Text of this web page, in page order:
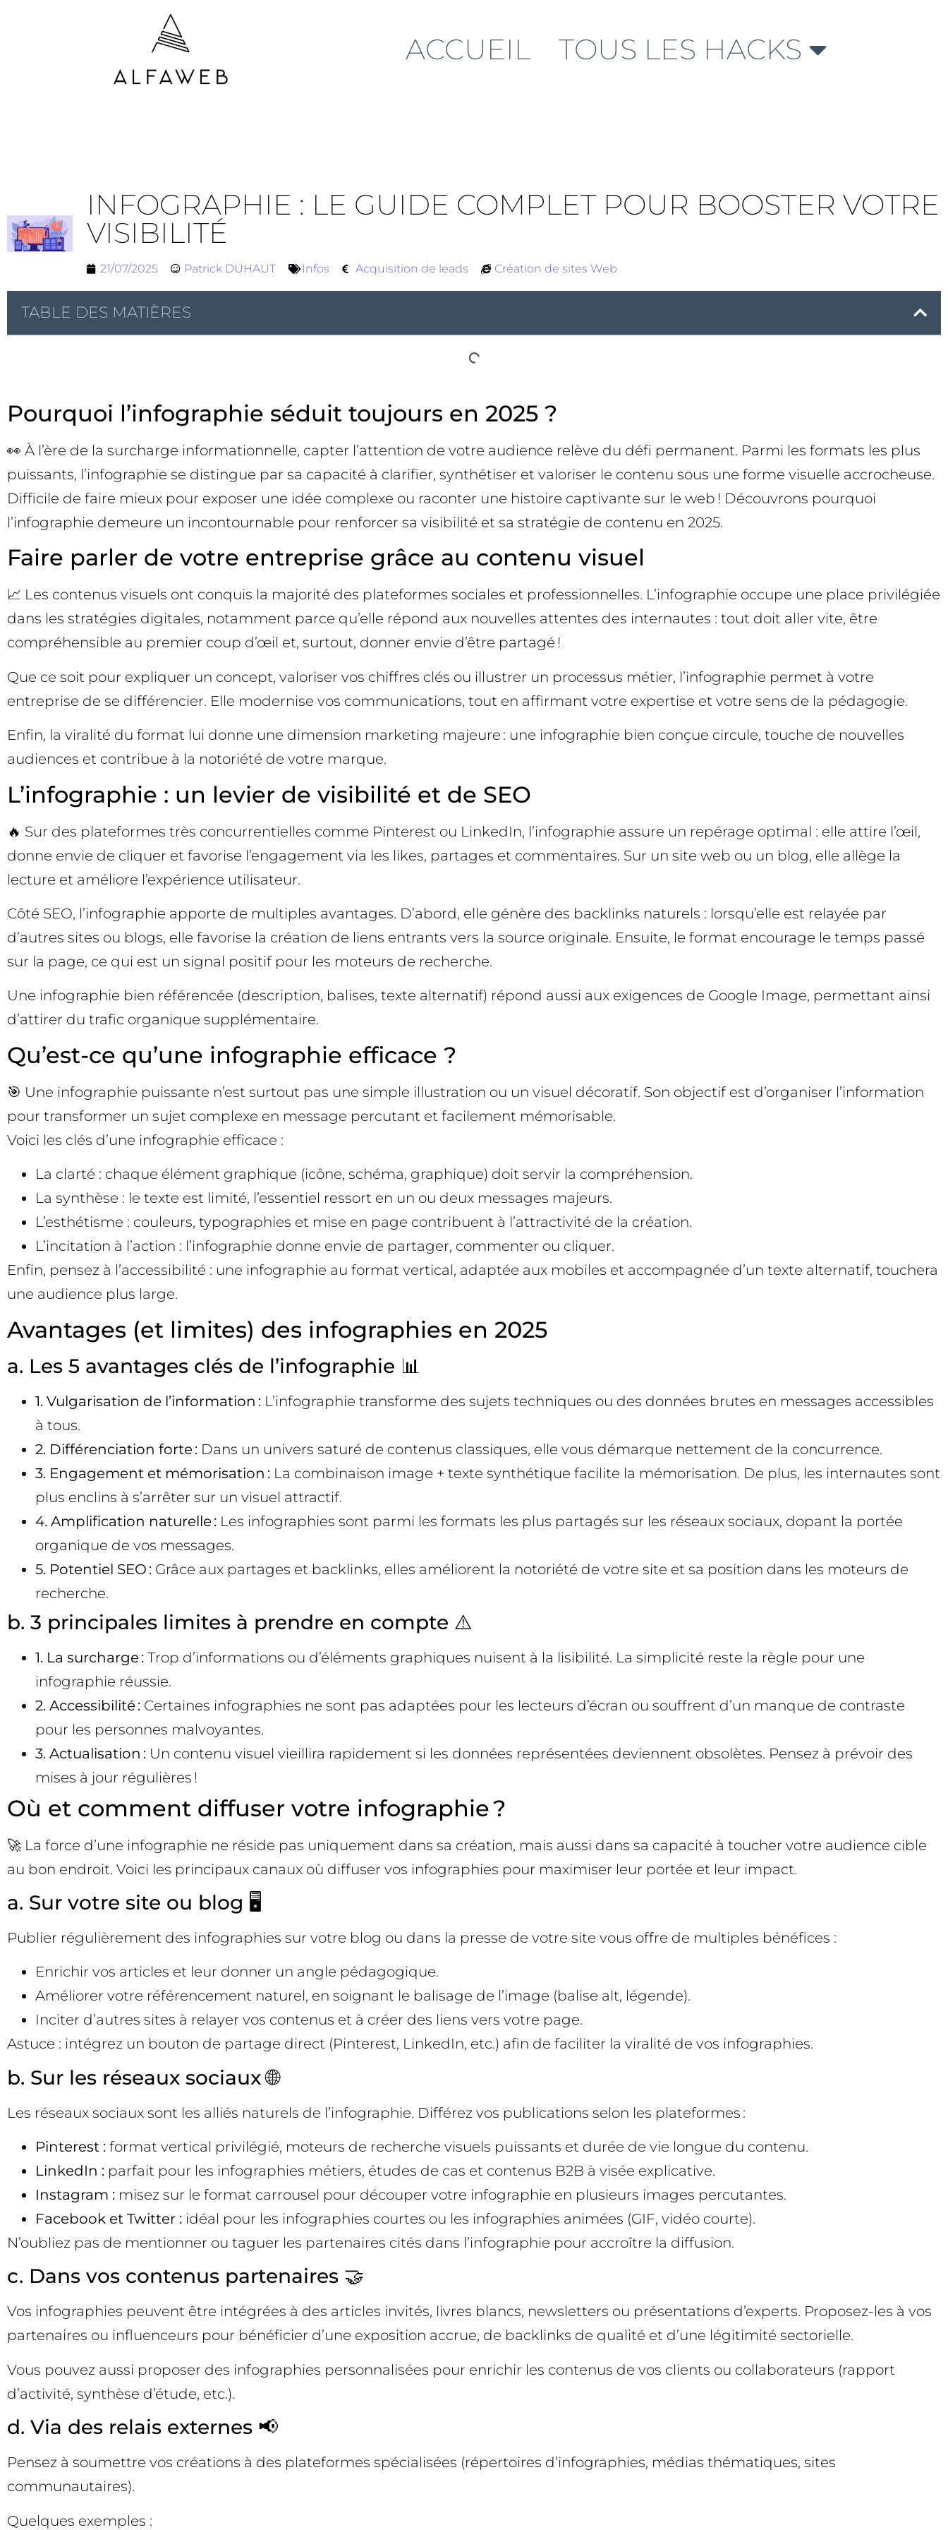
ACCUEIL TOUS LES HACKS
INFOGRAPHIE : LE GUIDE COMPLET POUR BOOSTER VOTRE
VISIBILITÉ
21/07/2025 Patrick DUHAUT Infos Acquisition de leads Création de sites Web
TABLE DES MATIÈRES
Pourquoi l’infographie séduit toujours en 2025 ?
👀 À l’ère de la surcharge informationnelle, capter l’attention de votre audience relève du défi permanent. Parmi les formats les plus
puissants, l’infographie se distingue par sa capacité à clarifier, synthétiser et valoriser le contenu sous une forme visuelle accrocheuse.
Difficile de faire mieux pour exposer une idée complexe ou raconter une histoire captivante sur le web ! Découvrons pourquoi
l’infographie demeure un incontournable pour renforcer sa visibilité et sa stratégie de contenu en 2025.
Faire parler de votre entreprise grâce au contenu visuel
📈 Les contenus visuels ont conquis la majorité des plateformes sociales et professionnelles. L’infographie occupe une place privilégiée
dans les stratégies digitales, notamment parce qu’elle répond aux nouvelles attentes des internautes : tout doit aller vite, être
compréhensible au premier coup d’œil et, surtout, donner envie d’être partagé !
Que ce soit pour expliquer un concept, valoriser vos chiffres clés ou illustrer un processus métier, l’infographie permet à votre
entreprise de se différencier. Elle modernise vos communications, tout en affirmant votre expertise et votre sens de la pédagogie.
Enfin, la viralité du format lui donne une dimension marketing majeure : une infographie bien conçue circule, touche de nouvelles
audiences et contribue à la notoriété de votre marque.
L’infographie : un levier de visibilité et de SEO
🔥 Sur des plateformes très concurrentielles comme Pinterest ou LinkedIn, l’infographie assure un repérage optimal : elle attire l’œil,
donne envie de cliquer et favorise l’engagement via les likes, partages et commentaires. Sur un site web ou un blog, elle allège la
lecture et améliore l’expérience utilisateur.
Côté SEO, l’infographie apporte de multiples avantages. D’abord, elle génère des backlinks naturels : lorsqu’elle est relayée par
d’autres sites ou blogs, elle favorise la création de liens entrants vers la source originale. Ensuite, le format encourage le temps passé
sur la page, ce qui est un signal positif pour les moteurs de recherche.
Une infographie bien référencée (description, balises, texte alternatif) répond aussi aux exigences de Google Image, permettant ainsi
d’attirer du trafic organique supplémentaire.
Qu’est-ce qu’une infographie efficace ?
🎯 Une infographie puissante n’est surtout pas une simple illustration ou un visuel décoratif. Son objectif est d’organiser l’information
pour transformer un sujet complexe en message percutant et facilement mémorisable.
Voici les clés d’une infographie efficace :
La clarté : chaque élément graphique (icône, schéma, graphique) doit servir la compréhension.
La synthèse : le texte est limité, l’essentiel ressort en un ou deux messages majeurs.
L’esthétisme : couleurs, typographies et mise en page contribuent à l’attractivité de la création.
L’incitation à l’action : l’infographie donne envie de partager, commenter ou cliquer.
Enfin, pensez à l’accessibilité : une infographie au format vertical, adaptée aux mobiles et accompagnée d’un texte alternatif, touchera
une audience plus large.
Avantages (et limites) des infographies en 2025
a. Les 5 avantages clés de l’infographie 📊
1. Vulgarisation de l’information : L’infographie transforme des sujets techniques ou des données brutes en messages accessibles
à tous.
2. Différenciation forte : Dans un univers saturé de contenus classiques, elle vous démarque nettement de la concurrence.
3. Engagement et mémorisation : La combinaison image + texte synthétique facilite la mémorisation. De plus, les internautes sont
plus enclins à s’arrêter sur un visuel attractif.
4. Amplification naturelle : Les infographies sont parmi les formats les plus partagés sur les réseaux sociaux, dopant la portée
organique de vos messages.
5. Potentiel SEO : Grâce aux partages et backlinks, elles améliorent la notoriété de votre site et sa position dans les moteurs de
recherche.
b. 3 principales limites à prendre en compte ⚠️
1. La surcharge : Trop d’informations ou d’éléments graphiques nuisent à la lisibilité. La simplicité reste la règle pour une
infographie réussie.
2. Accessibilité : Certaines infographies ne sont pas adaptées pour les lecteurs d’écran ou souffrent d’un manque de contraste
pour les personnes malvoyantes.
3. Actualisation : Un contenu visuel vieillira rapidement si les données représentées deviennent obsolètes. Pensez à prévoir des
mises à jour régulières !
Où et comment diffuser votre infographie ?
🚀 La force d’une infographie ne réside pas uniquement dans sa création, mais aussi dans sa capacité à toucher votre audience cible
au bon endroit. Voici les principaux canaux où diffuser vos infographies pour maximiser leur portée et leur impact.
a. Sur votre site ou blog 🖥️
Publier régulièrement des infographies sur votre blog ou dans la presse de votre site vous offre de multiples bénéfices :
Enrichir vos articles et leur donner un angle pédagogique.
Améliorer votre référencement naturel, en soignant le balisage de l’image (balise alt, légende).
Inciter d’autres sites à relayer vos contenus et à créer des liens vers votre page.
Astuce : intégrez un bouton de partage direct (Pinterest, LinkedIn, etc.) afin de faciliter la viralité de vos infographies.
b. Sur les réseaux sociaux 🌐
Les réseaux sociaux sont les alliés naturels de l’infographie. Différez vos publications selon les plateformes :
Pinterest : format vertical privilégié, moteurs de recherche visuels puissants et durée de vie longue du contenu.
LinkedIn : parfait pour les infographies métiers, études de cas et contenus B2B à visée explicative.
Instagram : misez sur le format carrousel pour découper votre infographie en plusieurs images percutantes.
Facebook et Twitter : idéal pour les infographies courtes ou les infographies animées (GIF, vidéo courte).
N’oubliez pas de mentionner ou taguer les partenaires cités dans l’infographie pour accroître la diffusion.
c. Dans vos contenus partenaires 🤝
Vos infographies peuvent être intégrées à des articles invités, livres blancs, newsletters ou présentations d’experts. Proposez-les à vos
partenaires ou influenceurs pour bénéficier d’une exposition accrue, de backlinks de qualité et d’une légitimité sectorielle.
Vous pouvez aussi proposer des infographies personnalisées pour enrichir les contenus de vos clients ou collaborateurs (rapport
d’activité, synthèse d’étude, etc.).
d. Via des relais externes 📢
Pensez à soumettre vos créations à des plateformes spécialisées (répertoires d’infographies, médias thématiques, sites
communautaires).
Quelques exemples :